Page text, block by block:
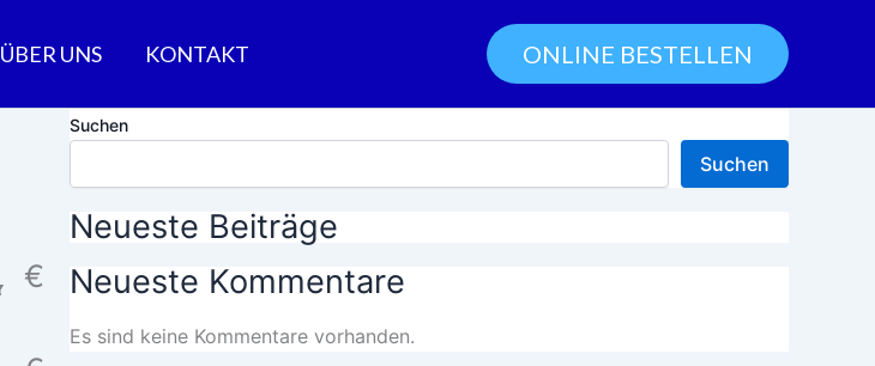
ÜBER UNS KONTAKT ONLINE BESTELLEN
€
Suchen
Suchen
Neueste Beiträge
Neueste Kommentare
Es sind keine Kommentare vorhanden.